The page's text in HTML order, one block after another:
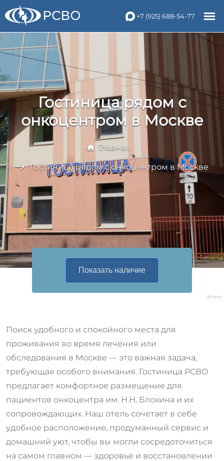
+7 (925) 688-54-77
Гостиница рядом с
онкоцентром в Москве
Главная
Гостиница рядом с онкоцентром в Москве
Bnovo
Поиск удобного и спокойного места для
проживания во время лечения или
обследования в Москве — это важная задача,
требующая особого внимания. Гостиница РСВО
предлагает комфортное размещение для
пациентов онкоцентра им. Н.Н. Блохина и их
сопровождающих. Наш отель сочетает в себе
удобное расположение, продуманный сервис и
домашний уют, чтобы вы могли сосредоточиться
на самом главном — здоровье и восстановлении